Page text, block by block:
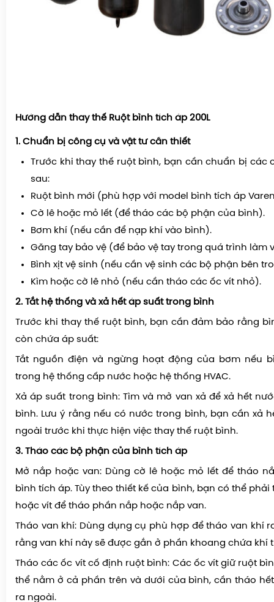
Hướng dẫn thay thế Ruột bình tích áp 200L
1. Chuẩn bị công cụ và vật tư cần thiết
Trước khi thay thế ruột bình, bạn cần chuẩn bị các
sau:
Ruột bình mới (phù hợp với model bình tích áp
Cờ lê hoặc mỏ lết (để tháo các bộ phận của bình).
Bơm khí (nếu cần để nạp khí vào bình).
Găng tay bảo vệ (để bảo vệ tay trong quá trình làm
Bình xịt vệ sinh (nếu cần vệ sinh các bộ phận bên
Kìm hoặc cờ lê nhỏ (nếu cần tháo các ốc vít nhỏ).
2. Tắt hệ thống và xả hết áp suất trong bình
Trước khi thay thế ruột bình, bạn cần đảm bảo rằng
còn chứa áp suất:
Tắt nguồn điện và ngừng hoạt động của bơm nếu
trong hệ thống cấp nước hoặc hệ thống HVAC.
Xả áp suất trong bình: Tìm và mở van xả để xả hết
bình. Lưu ý rằng nếu có nước trong bình, bạn cần xả
ngoài trước khi thực hiện việc thay thế ruột bình.
3. Tháo các bộ phận của bình tích áp
Mở nắp hoặc van: Dùng cờ lê hoặc mỏ lết để tháo
bình tích áp. Tùy theo thiết kế của bình, bạn có thể
hoặc vít để tháo phần nắp hoặc nắp van.
Tháo van khí: Dùng dụng cụ phù hợp để tháo van khí
rằng van khí này sẽ được gắn ở phần khoang chứa khí
Tháo các ốc vít cố định ruột bình: Các ốc vít giữ ruột
thể nằm ở cả phần trên và dưới của bình, cần tháo
ra ngoài.